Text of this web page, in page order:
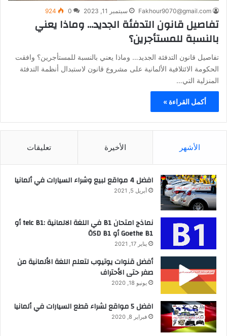
Fakhour9070@gmail.com سبتمبر 11, 2023 0
924
تفاصيل قانون التدفئة الجديد… وماذا يعني
بالنسبة للمستأجرين؟
تفاصيل قانون التدفئة الجديد… وماذا يعني بالنسبة للمستأجرين؟ وافقت
الحكومة الائتلافية الألمانية على مشروع قانون لاستبدال أنظمة التدفئة
المنزلية التي…
أكمل القراءة »
الأشهر الأخيرة تعليقات
افضل 4 مواقع لبيع وشراء السيارات في ألمانيا
أبريل 5, 2021
نماذج امتحان B1 في اللغة الالمانية :telc B1 أو
Goethe B1 أو ÖSD B1
يناير 17, 2021
أفضل قنوات يوتيوب لتعلم اللغة الألمانية من
صفر حتى الأحتراف
يونيو 18, 2020
افضل 5 مواقع لشراء قطع السيارات في ألمانيا
فبراير 8, 2020